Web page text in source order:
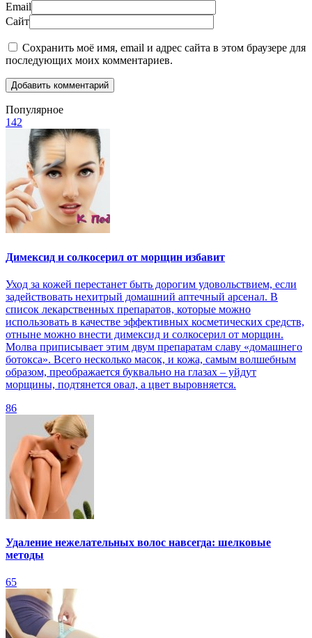
Email
Сайт
Сохранить моё имя, email и адрес сайта в этом браузере для
последующих моих комментариев.
Популярное
142
Димексид и солкосерил от морщин избавит
Уход за кожей перестанет быть дорогим удовольствием, если
задействовать нехитрый домашний аптечный арсенал. В
список лекарственных препаратов, которые можно
использовать в качестве эффективных косметических средств,
отныне можно внести димексид и солкосерил от морщин.
Молва приписывает этим двум препаратам славу «домашнего
ботокса». Всего несколько масок, и кожа, самым волшебным
образом, преображается буквально на глазах – уйдут
морщины, подтянется овал, а цвет выровняется.
86
Удаление нежелательных волос навсегда: шелковые
методы
65